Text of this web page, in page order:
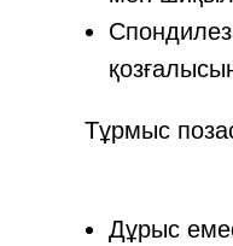
Тұрмыс
Дұрыс